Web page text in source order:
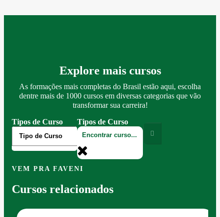
Explore mais cursos
As formações mais completas do Brasil estão aqui, escolha
dentre mais de 1000 cursos em diversas categorias que vão
transformar sua carreira!
Tipos de Curso
Tipos de Curso
VEM PRA FAVENI
Cursos relacionados